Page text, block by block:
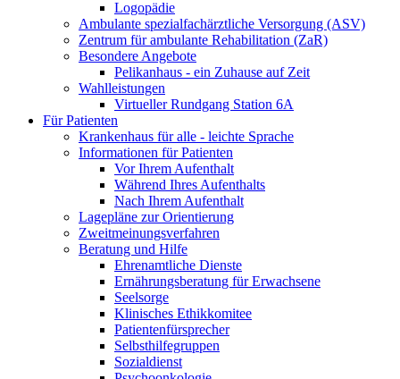
Logopädie
Ambulante spezialfachärztliche Versorgung (ASV)
Zentrum für ambulante Rehabilitation (ZaR)
Besondere Angebote
Pelikanhaus - ein Zuhause auf Zeit
Wahlleistungen
Virtueller Rundgang Station 6A
Für Patienten
Krankenhaus für alle - leichte Sprache
Informationen für Patienten
Vor Ihrem Aufenthalt
Während Ihres Aufenthalts
Nach Ihrem Aufenthalt
Lagepläne zur Orientierung
Zweitmeinungsverfahren
Beratung und Hilfe
Ehrenamtliche Dienste
Ernährungsberatung für Erwachsene
Seelsorge
Klinisches Ethikkomitee
Patientenfürsprecher
Selbsthilfegruppen
Sozialdienst